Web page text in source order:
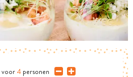
voor 4 personen